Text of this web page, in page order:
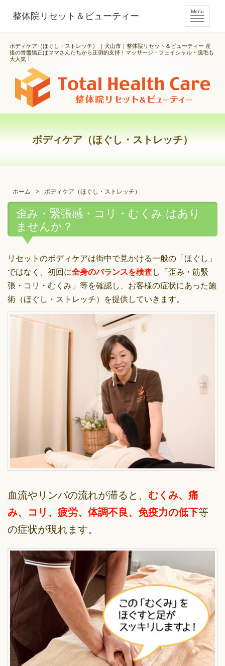
ボディケア（ほぐし・ストレッチ） | 犬山市｜整体院リセット＆ビューティー 産
後の骨盤矯正はママさんたちから圧倒的支持！マッサージ・フェイシャル・脱毛も
大人気！
整体院リセット＆ビューティー Menu
ボディケア（ほぐし・ストレッチ）
ホーム > ボディケア（ほぐし・ストレッチ）
歪み・緊張感・コリ・むくみ はあり
ませんか？
リセットのボディケアは街中で見かける一般の「ほぐし」
ではなく、初回に全身のバランスを検査し「歪み・筋緊
張・コリ・むくみ」等を確認し、お客様の症状にあった施
術（ほぐし・ストレッチ）を提供していきます。
血流やリンパの流れが滞ると、 むくみ、痛
み、コリ、疲労、体調不良、免疫力の低下等
の症状が現れます。